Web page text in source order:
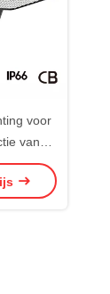
voor
van
en
of 0-10V,